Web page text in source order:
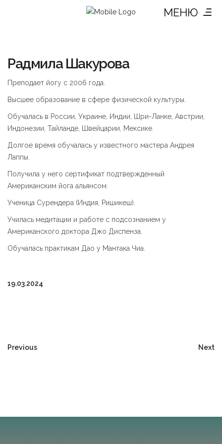
МЕНЮ
Радмила Шакурова
Преподает йогу с 2006 года.
Высшее образование в сфере физической культуры.
Обучалась в России, Украине, Индии, Шри-Ланке, Австрии,
Индонезии, Тайланде, Швейцарии, Мексике.
Долгое время обучалась у известного мастера Андрея
Лаппы.
Получила у него сертификат подтвержденный
Американским йога альянсом.
Ученица Сурендера (Индия, Ришикеш).
Училась медитации и работе с подсознанием у
Американского доктора Джо Диспенза.
Обучалась практикам Дао у Мантака Чиа.
19.03.2024
Previous Next